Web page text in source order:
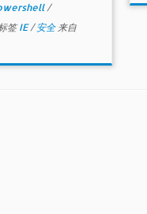
/
签IE/安全 来自